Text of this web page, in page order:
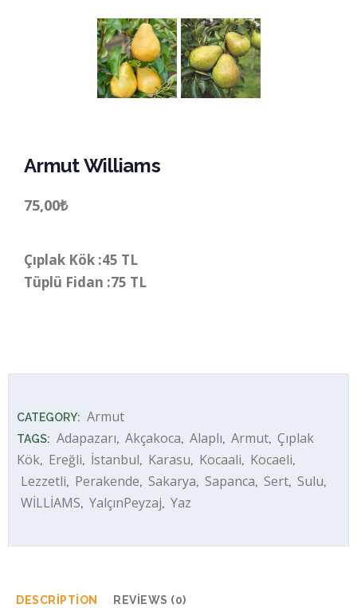
Armut Williams
75,00₺
Çıplak Kök :45 TL
Tüplü Fidan :75 TL
CATEGORY: Armut
TAGS: Adapazarı, Akçakoca, Alaplı, Armut, Çıplak
Kök, Ereğli, İstanbul, Karasu, Kocaali, Kocaeli,
Lezzetli, Perakende, Sakarya, Sapanca, Sert, Sulu,
WİLLİAMS, YalçınPeyzaj, Yaz
DESCRIPTION REVIEWS (0)